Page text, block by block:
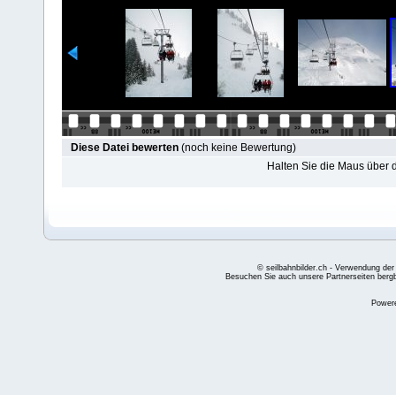
Diese Datei bewerten (noch keine Bewertung)
Halten Sie die Maus über
© seilbahnbilder.ch - Verwendung
Besuchen Sie auch unsere Partnerseiten